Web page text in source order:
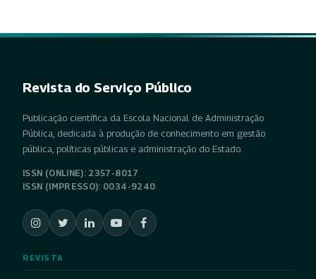
Revista do Serviço Público
Publicação científica da Escola Nacional de Administração
Pública, dedicada à produção de conhecimento em gestão
pública, políticas públicas e administração do Estado.
ISSN (ONLINE): 2357-8017
ISSN (IMPRESSO): 0034-9240
REVISTA